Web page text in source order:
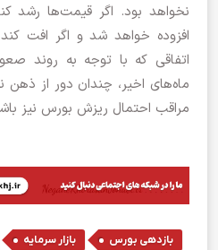
افزوده خواهد شد و اگر افت
اتفاقی که با توجه به روند
ماه‌‌های اخیر، چندان دور از
مراقب احتمال ریزش بورس نیز
بازدهی بورس , بازار سرمایه ,